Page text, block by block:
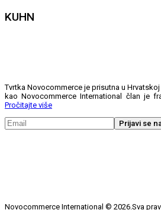
KUHN
Tvrtka Novocommerce je prisutna u
kao Novocommerce International član je
Pročitajte više
Novocommerce International © 2026.Sva